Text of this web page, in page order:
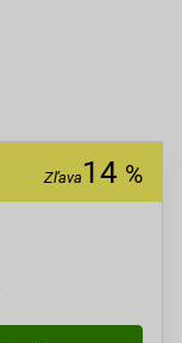
Zľava 14 %